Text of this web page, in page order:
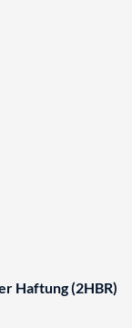
Haftung (2HBR)